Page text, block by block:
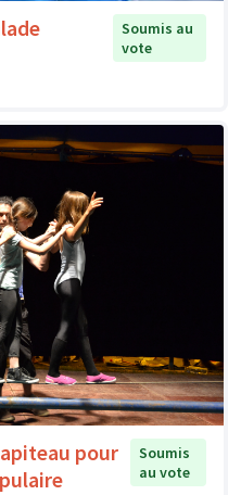
Soumis au
vote
pour
Soumis
au vote